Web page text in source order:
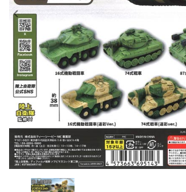
販促用空カプセル
レンタル
景品・玩具・文具
販促用カプセルトイ
よくあるご質問